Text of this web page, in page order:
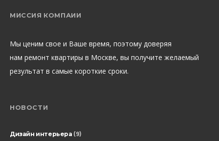
МИССИЯ КОМПАИИ
Мы ценим свое и Ваше время, поэтому доверяя
нам ремонт квартиры в Москве, вы получите желаемый
результат в самые короткие сроки.
НОВОСТИ
Дизайн интерьера (9)